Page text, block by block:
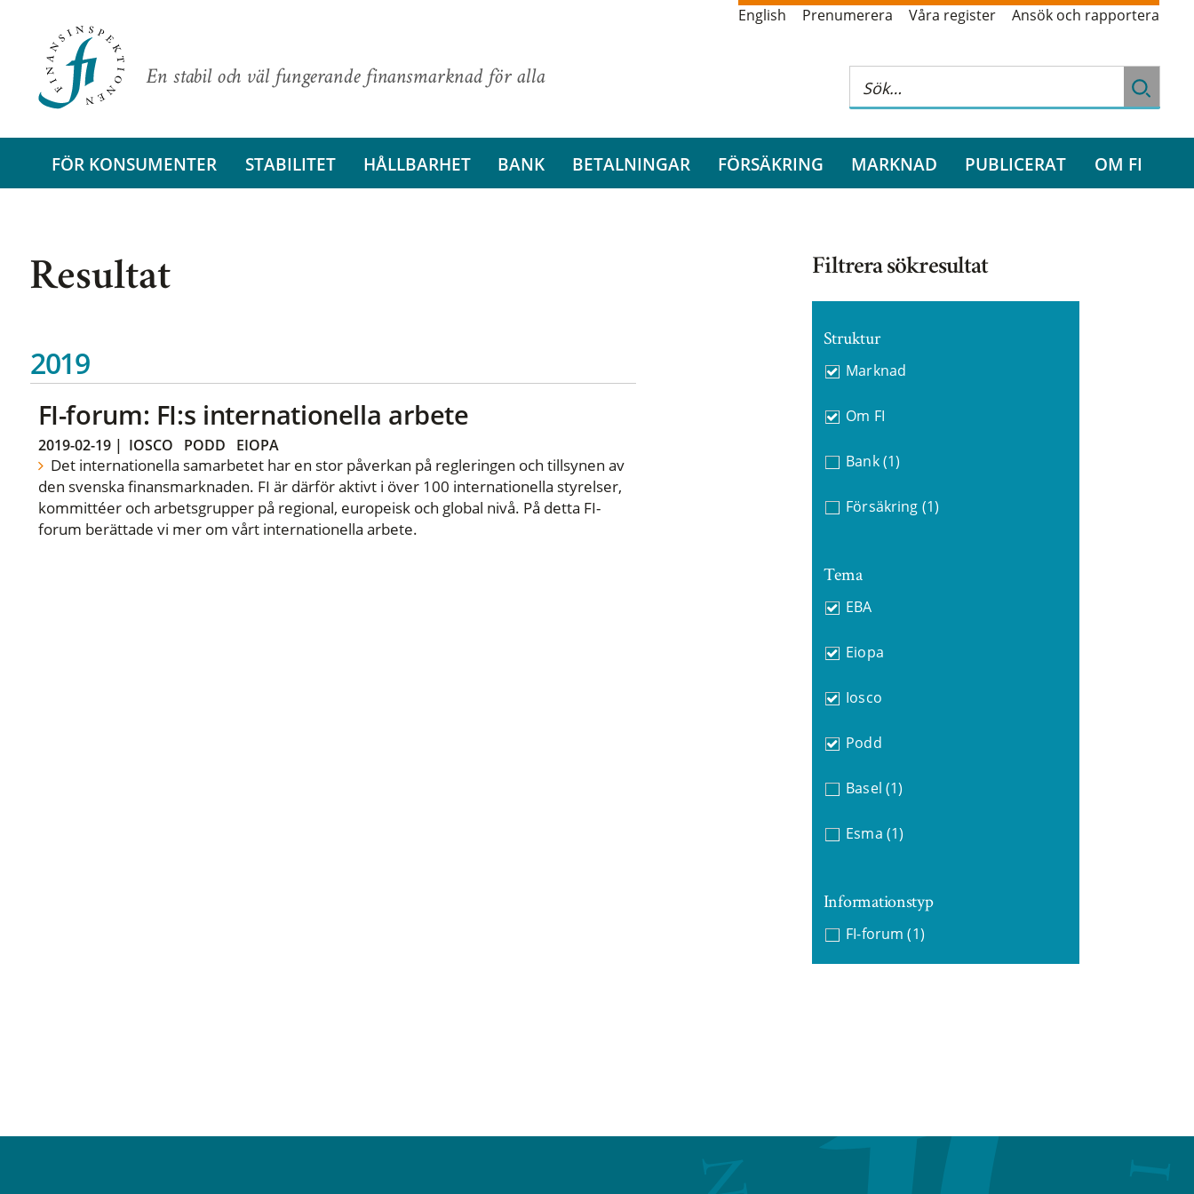
En stabil och väl fungerande finansmarknad för alla
English Prenumerera Våra register Ansök och rapportera
FÖR KONSUMENTER STABILITET HÅLLBARHET BANK BETALNINGAR FÖRSÄKRING MARKNAD PUBLICERAT OM FI
Resultat
2019
FI-forum: FI:s internationella arbete
2019-02-19| IOSCO PODD EIOPA
Det internationella samarbetet har en stor påverkan på regleringen och tillsynen av
den svenska finansmarknaden. FI är därför aktivt i över 100 internationella styrelser,
kommittéer och arbetsgrupper på regional, europeisk och global nivå. På detta FI-
forum berättade vi mer om vårt internationella arbete.
Filtrera sökresultat
Struktur
Marknad
Om FI
Bank (1)
Försäkring (1)
Tema
EBA
Eiopa
Iosco
Podd
Basel (1)
Esma (1)
Informationstyp
FI-forum (1)